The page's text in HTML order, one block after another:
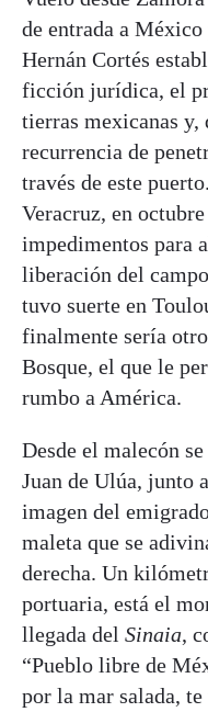
de entrada a
Hernán Cortés
ficción jurídica, el
tierras mexicanas y,
recurrencia de
través de este
Veracruz, en
impedimentos para
liberación del
tuvo suerte en
finalmente sería
Bosque, el que le
rumbo a América.
Desde el malecón
Juan de Ulúa, junto
imagen del
maleta que se
derecha. Un
portuaria, está el
llegada del Sinaia,
“Pueblo libre de
por la mar salada,